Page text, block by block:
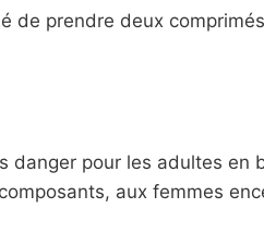
prendre deux
danger pour les adultes
aux femmes